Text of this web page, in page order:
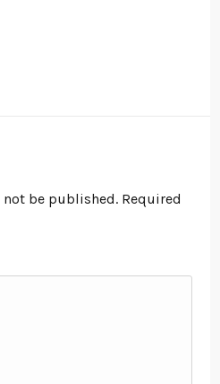
be published. Required